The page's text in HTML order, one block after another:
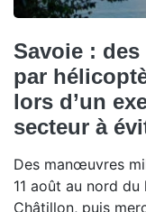
Savoie :
par
lors d’un
secteur à
Des manœuvres
11 août au nord
Châtillon, puis